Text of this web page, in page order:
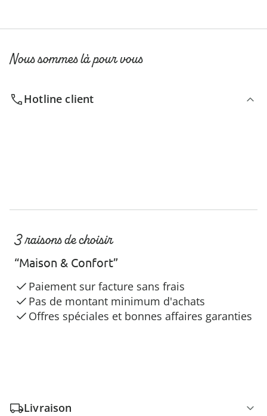
Nous sommes là pour vous
Hotline client
3 raisons de choisir
“Maison & Confort”
Paiement sur facture sans frais
Pas de montant minimum d'achats
Offres spéciales et bonnes affaires garanties
Livraison